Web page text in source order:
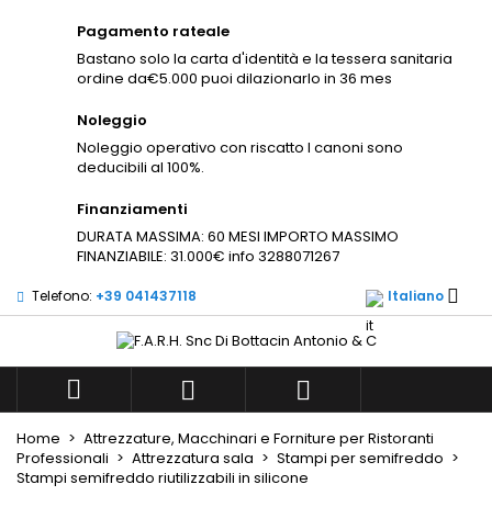
Pagamento rateale
Bastano solo la carta d'identità e la tessera sanitaria
ordine da€5.000 puoi dilazionarlo in 36 mes
Noleggio
Noleggio operativo con riscatto I canoni sono
deducibili al 100%.
Finanziamenti
DURATA MASSIMA: 60 MESI IMPORTO MASSIMO
FINANZIABILE: 31.000€ info 3288071267
Telefono: +39 041437118 Italiano 
  
Home
Attrezzature, Macchinari e Forniture per Ristoranti
Professionali
Attrezzatura sala
Stampi per semifreddo
Stampi semifreddo riutilizzabili in silicone
Aggiungi alla lista dei
desideri
×
Create new list
((modalTitle)) ×
((cancelText))
((title)) ×
((cancelText))
Accedi ×
prodotti nella tua lista dei desideri.